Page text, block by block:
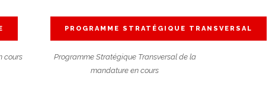
cours
PROGRAMME STRATÉGIQUE TRANSVERSAL
Programme Stratégique Transversal de la
mandature en cours